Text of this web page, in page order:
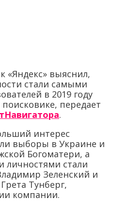
«Яндекс» выяснил,
стали самыми
в 2019 году
передает
.
интерес
выборы в Украине и
Богоматери, а
стали
Зеленский и
Тунберг,
компании.